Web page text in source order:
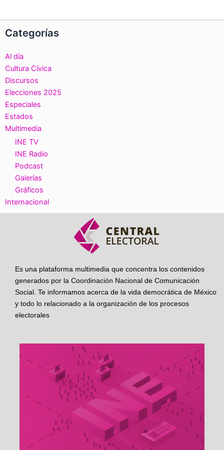
Categorías
Al día
Cultura Cívica
Discursos
Elecciones 2025
Especiales
Estados
Multimedia
INE TV
INE Radio
Podcast
Galerías
Gráficos
Internacional
Es una plataforma multimedia que concentra los contenidos
generados por la Coordinación Nacional de Comunicación
Social. Te informamos acerca de la vida democrática de México
y todo lo relacionado a la organización de los procesos
electorales